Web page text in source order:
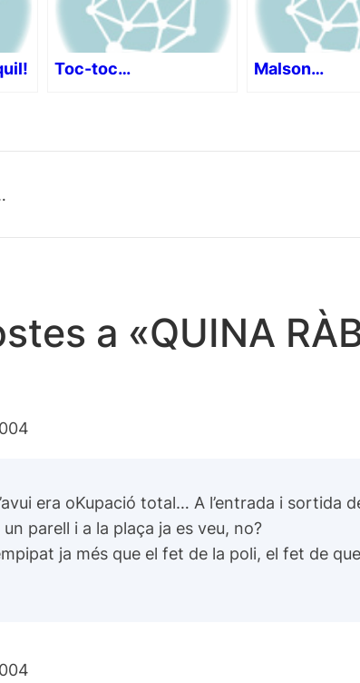
Toc-toc… Malson…
a «QUINA
era oKupació total… A l’entrada i
parell i a la plaça ja es veu, no?
ja més que el fet de la poli, el fet de